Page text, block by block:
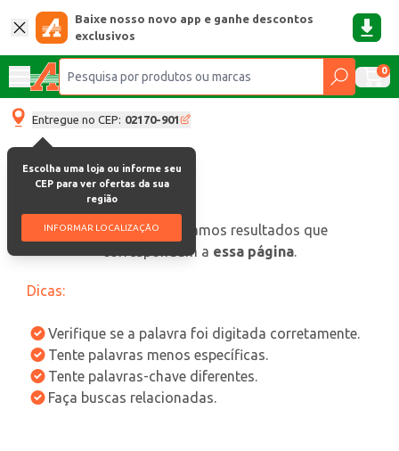
Baixe nosso novo app e ganhe descontos
exclusivos
0
Entregue no CEP: 02170-901
Escolha uma loja ou informe seu
CEP para ver ofertas da sua
região
INFORMAR LOCALIZAÇÃO
oops, não encontramos resultados que
correspondam a essa página.
Dicas:
Verifique se a palavra foi digitada corretamente.
Tente palavras menos específicas.
Tente palavras-chave diferentes.
Faça buscas relacionadas.